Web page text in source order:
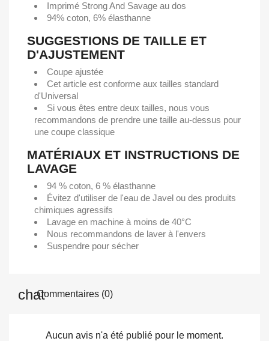
Imprimé Strong And Savage au dos
94% coton, 6% élasthanne
SUGGESTIONS DE TAILLE ET
D'AJUSTEMENT
Coupe ajustée
Cet article est conforme aux tailles standard
d'Universal
Si vous êtes entre deux tailles, nous vous
recommandons de prendre une taille au-dessus pour
une coupe classique
MATÉRIAUX ET INSTRUCTIONS DE
LAVAGE
94 % coton, 6 % élasthanne
Évitez d'utiliser de l'eau de Javel ou des produits
chimiques agressifs
Lavage en machine à moins de 40°C
Nous recommandons de laver à l'envers
Suspendre pour sécher
Commentaires (0)
Aucun avis n'a été publié pour le moment.